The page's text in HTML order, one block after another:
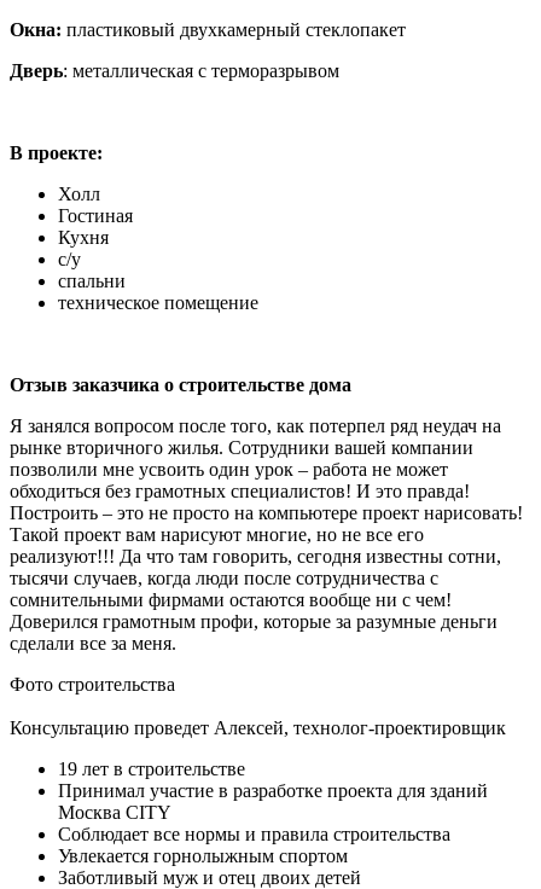
Окна: пластиковый двухкамерный стеклопакет
Дверь: металлическая с терморазрывом
В проекте:
Холл
Гостиная
Кухня
с/у
спальни
техническое помещение
Отзыв заказчика о строительстве дома
Я занялся вопросом после того, как потерпел ряд неудач на
рынке вторичного жилья. Сотрудники вашей компании
позволили мне усвоить один урок – работа не может
обходиться без грамотных специалистов! И это правда!
Построить – это не просто на компьютере проект нарисовать!
Такой проект вам нарисуют многие, но не все его
реализуют!!! Да что там говорить, сегодня известны сотни,
тысячи случаев, когда люди после сотрудничества с
сомнительными фирмами остаются вообще ни с чем!
Доверился грамотным профи, которые за разумные деньги
сделали все за меня.
Фото строительства
Консультацию проведет Алексей, технолог-проектировщик
19 лет в строительстве
Принимал участие в разработке проекта для зданий
Москва CITY
Соблюдает все нормы и правила строительства
Увлекается горнолыжным спортом
Заботливый муж и отец двоих детей